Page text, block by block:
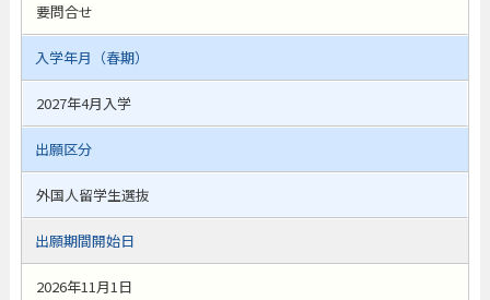
要問合せ
入学年月（春期）
2027年4月入学
出願区分
外国人留学生選抜
出願期間開始日
2026年11月1日